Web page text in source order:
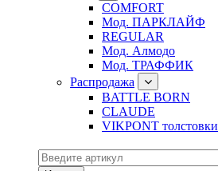
COMFORT
Мод. ПАРКЛАЙФ
REGULAR
Мод. Алмодо
Мод. ТРАФФИК
Распродажа
BATTLE BORN
CLAUDE
VIKPONT толстовки